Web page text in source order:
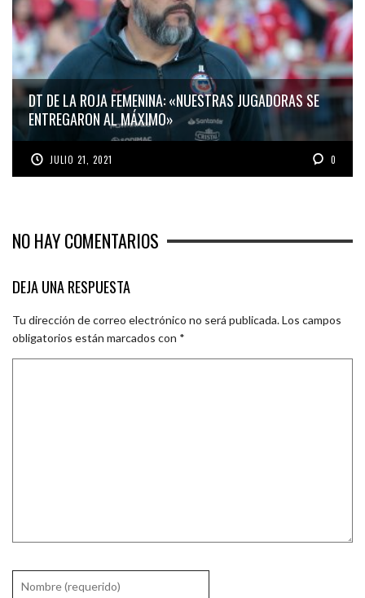
DT DE LA ROJA FEMENINA: «NUESTRAS JUGADORAS SE
ENTREGARON AL MÁXIMO»
JULIO 21, 2021 0
NO HAY COMENTARIOS
DEJA UNA RESPUESTA
Tu dirección de correo electrónico no será publicada.Los campos
obligatorios están marcados con *